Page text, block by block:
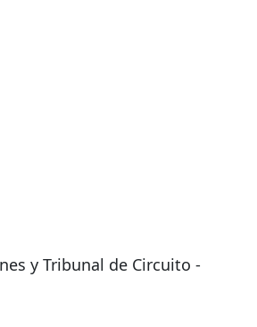
y Tribunal de Circuito -